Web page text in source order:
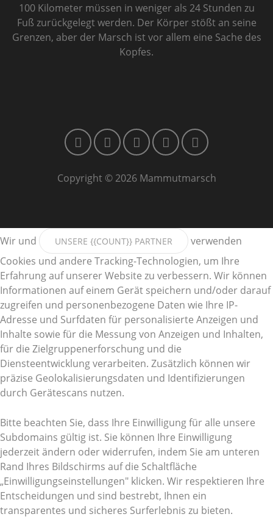
100 Kilometer müssen in weniger als 24 Stunden zu
Fuß zurückgelegt werden. Der Körper stößt an seine
Grenzen, aber der Marsch ist vor allem eine Sache des
Kopfes.
Copyright © 2026 Mammutmarsch
Wir und UNSERE {{COUNT}} PARTNER
verwenden
Cookies und andere Tracking-Technologien, um Ihre
Erfahrung auf unserer Website zu verbessern. Wir können
Informationen auf einem Gerät speichern und/oder darauf
zugreifen und personenbezogene Daten wie Ihre IP-
Adresse und Surfdaten für personalisierte Anzeigen und
Inhalte sowie für die Messung von Anzeigen und Inhalten,
für die Zielgruppenerforschung und die
Diensteentwicklung verarbeiten. Zusätzlich können wir
präzise Geolokalisierungsdaten und Identifizierungen
durch Gerätescans nutzen.
Bitte beachten Sie, dass Ihre Einwilligung für alle unsere
Subdomains gültig ist. Sie können Ihre Einwilligung
jederzeit ändern oder widerrufen, indem Sie am unteren
Rand Ihres Bildschirms auf die Schaltfläche
„Einwilligungseinstellungen" klicken. Wir respektieren Ihre
Entscheidungen und sind bestrebt, Ihnen ein
transparentes und sicheres Surferlebnis zu bieten.